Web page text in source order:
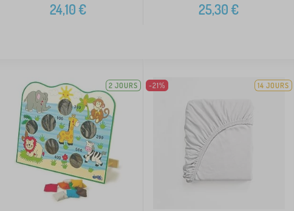
24,10€ 25,30€
2 JOURS -21% 14 JOURS